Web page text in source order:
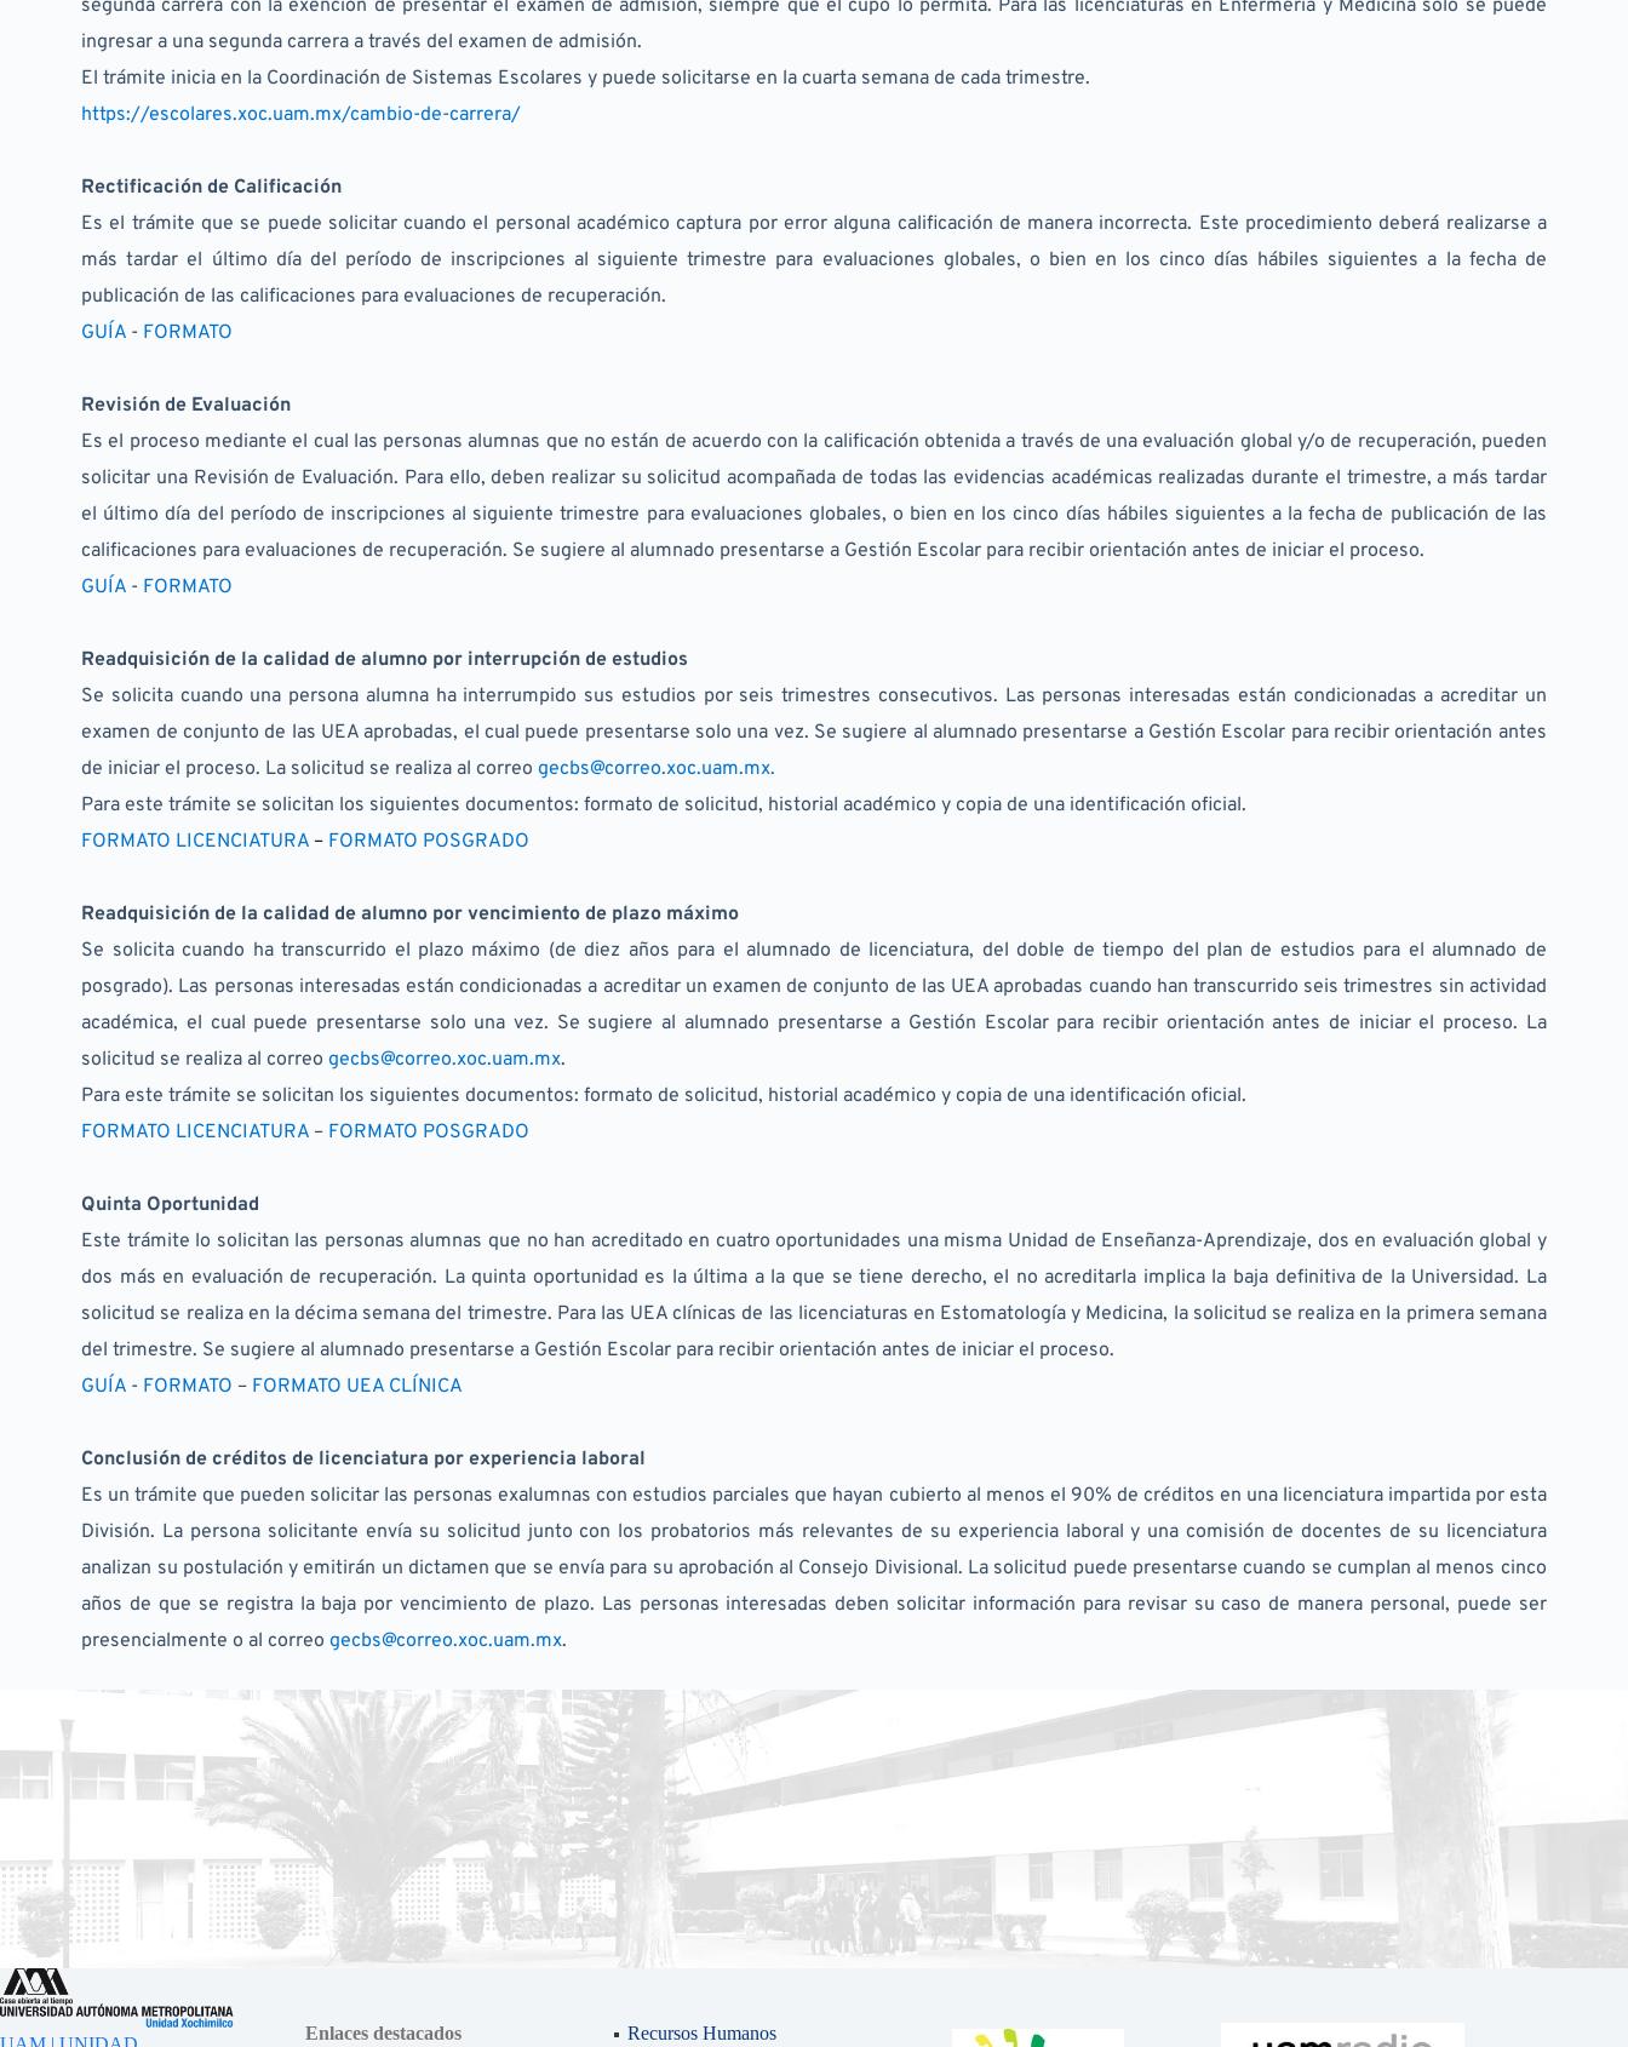
segunda carrera con la exención de presentar el examen de admisión, siempre que el cupo lo permita. Para las licenciaturas en Enfermería y Medicina solo se puede
ingresar a una segunda carrera a través del examen de admisión.
El trámite inicia en la Coordinación de Sistemas Escolares y puede solicitarse en la cuarta semana de cada trimestre.
https://escolares.xoc.uam.mx/cambio-de-carrera/
Rectificación de Calificación
Es el trámite que se puede solicitar cuando el personal académico captura por error alguna calificación de manera incorrecta. Este procedimiento deberá realizarse a
más tardar el último día del período de inscripciones al siguiente trimestre para evaluaciones globales, o bien en los cinco días hábiles siguientes a la fecha de
publicación de las calificaciones para evaluaciones de recuperación.
GUÍA - FORMATO
Revisión de Evaluación
Es el proceso mediante el cual las personas alumnas que no están de acuerdo con la calificación obtenida a través de una evaluación global y/o de recuperación, pueden
solicitar una Revisión de Evaluación. Para ello, deben realizar su solicitud acompañada de todas las evidencias académicas realizadas durante el trimestre, a más tardar
el último día del período de inscripciones al siguiente trimestre para evaluaciones globales, o bien en los cinco días hábiles siguientes a la fecha de publicación de las
calificaciones para evaluaciones de recuperación. Se sugiere al alumnado presentarse a Gestión Escolar para recibir orientación antes de iniciar el proceso.
GUÍA - FORMATO
Readquisición de la calidad de alumno por interrupción de estudios
Se solicita cuando una persona alumna ha interrumpido sus estudios por seis trimestres consecutivos. Las personas interesadas están condicionadas a acreditar un
examen de conjunto de las UEA aprobadas, el cual puede presentarse solo una vez. Se sugiere al alumnado presentarse a Gestión Escolar para recibir orientación antes
de iniciar el proceso. La solicitud se realiza al correo gecbs@correo.xoc.uam.mx.
Para este trámite se solicitan los siguientes documentos: formato de solicitud, historial académico y copia de una identificación oficial.
FORMATO LICENCIATURA – FORMATO POSGRADO
Readquisición de la calidad de alumno por vencimiento de plazo máximo
Se solicita cuando ha transcurrido el plazo máximo (de diez años para el alumnado de licenciatura, del doble de tiempo del plan de estudios para el alumnado de
posgrado). Las personas interesadas están condicionadas a acreditar un examen de conjunto de las UEA aprobadas cuando han transcurrido seis trimestres sin actividad
académica, el cual puede presentarse solo una vez. Se sugiere al alumnado presentarse a Gestión Escolar para recibir orientación antes de iniciar el proceso. La
solicitud se realiza al correo gecbs@correo.xoc.uam.mx.
Para este trámite se solicitan los siguientes documentos: formato de solicitud, historial académico y copia de una identificación oficial.
FORMATO LICENCIATURA – FORMATO POSGRADO
Quinta Oportunidad
Este trámite lo solicitan las personas alumnas que no han acreditado en cuatro oportunidades una misma Unidad de Enseñanza-Aprendizaje, dos en evaluación global y
dos más en evaluación de recuperación. La quinta oportunidad es la última a la que se tiene derecho, el no acreditarla implica la baja definitiva de la Universidad. La
solicitud se realiza en la décima semana del trimestre. Para las UEA clínicas de las licenciaturas en Estomatología y Medicina, la solicitud se realiza en la primera semana
del trimestre. Se sugiere al alumnado presentarse a Gestión Escolar para recibir orientación antes de iniciar el proceso.
GUÍA - FORMATO – FORMATO UEA CLÍNICA
Conclusión de créditos de licenciatura por experiencia laboral
Es un trámite que pueden solicitar las personas exalumnas con estudios parciales que hayan cubierto al menos el 90% de créditos en una licenciatura impartida por esta
División. La persona solicitante envía su solicitud junto con los probatorios más relevantes de su experiencia laboral y una comisión de docentes de su licenciatura
analizan su postulación y emitirán un dictamen que se envía para su aprobación al Consejo Divisional. La solicitud puede presentarse cuando se cumplan al menos cinco
años de que se registra la baja por vencimiento de plazo. Las personas interesadas deben solicitar información para revisar su caso de manera personal, puede ser
presencialmente o al correo gecbs@correo.xoc.uam.mx.
Enlaces destacados
Recursos Humanos